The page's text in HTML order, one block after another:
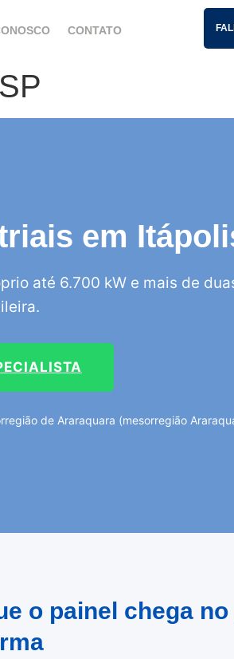
CONTATO
em
até 6.700 kW e mais de
de Araraquara (mesorregião
o painel chega no